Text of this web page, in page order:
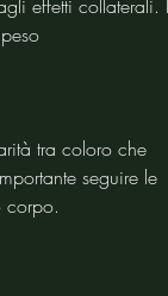
effetti collaterali.
tra coloro che
seguire le
corpo.